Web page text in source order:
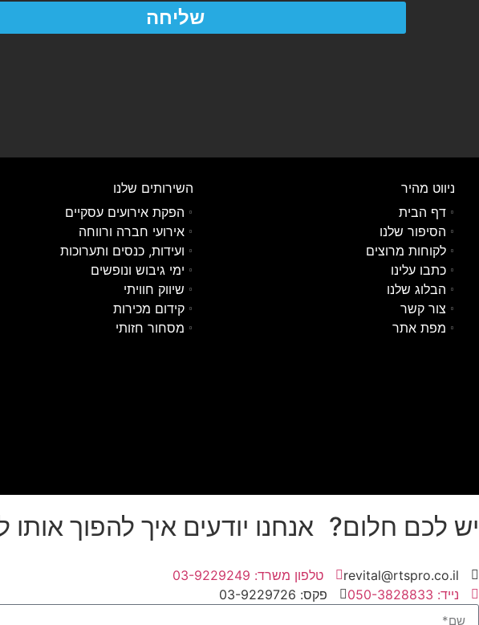
שליחה
ניווט מהיר
דף הבית
הסיפור שלנו
לקוחות מרוצים
כתבו עלינו
הבלוג שלנו
צור קשר
מפת אתר
השירותים שלנו
הפקת אירועים עסקיים
אירועי חברה ורווחה
ועידות, כנסים ותערוכות
ימי גיבוש ונופשים
שיווק חוויתי
קידום מכירות
מסחור חזותי
יש לכם חלום? אנחנו יודעים איך להפוך אותו
revital@rtspro.co.il
טלפון משרד: 03-9229249
נייד: 050-3828833
פקס: 03-9229726